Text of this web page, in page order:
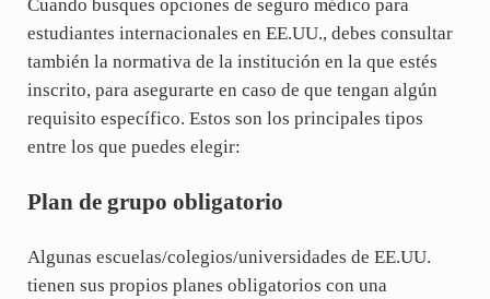
Cuando busques opciones de seguro médico para
estudiantes internacionales en EE.UU., debes consultar
también la normativa de la institución en la que estés
inscrito, para asegurarte en caso de que tengan algún
requisito específico. Estos son los principales tipos
entre los que puedes elegir:
Plan de grupo obligatorio
Algunas escuelas/colegios/universidades de EE.UU.
tienen sus propios planes obligatorios con una